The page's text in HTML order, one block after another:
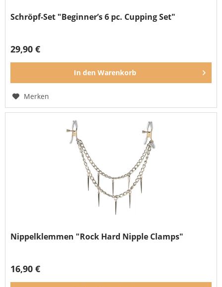
Schröpf-Set "Beginner’s 6 pc. Cupping Set"
29,90 €
In den Warenkorb
Merken
Nippelklemmen "Rock Hard Nipple Clamps"
16,90 €